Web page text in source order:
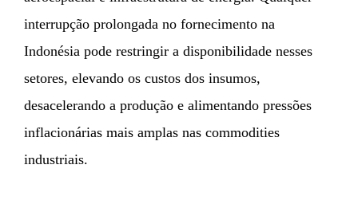
interrupção prolongada no fornecimento na
Indonésia pode restringir a disponibilidade nesses
setores, elevando os custos dos insumos,
desacelerando a produção e alimentando pressões
inflacionárias mais amplas nas commodities
industriais.